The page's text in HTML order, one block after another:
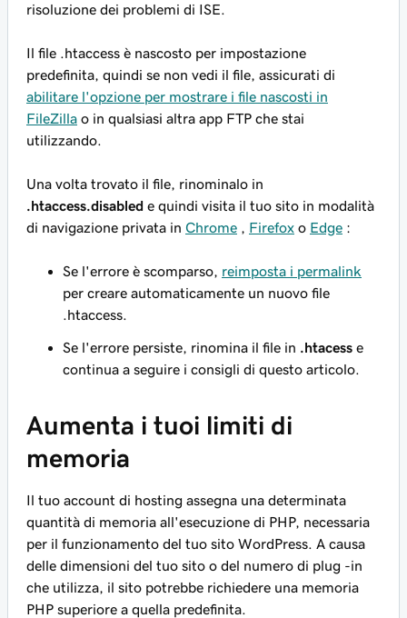
risoluzione dei problemi di ISE.
Il file .htaccess è nascosto per impostazione
predefinita, quindi se non vedi il file, assicurati di
abilitare l'opzione per mostrare i file nascosti in
FileZilla o in qualsiasi altra app FTP che stai
utilizzando.
Una volta trovato il file, rinominalo in
.htaccess.disabled e quindi visita il tuo sito in modalità
di navigazione privata in Chrome Firefox o Edge :
Se l'errore è scomparso, reimposta i permalink
per creare automaticamente un nuovo file
.htaccess.
Se l'errore persiste, rinomina il file in .htacess e
continua a seguire i consigli di questo articolo.
Aumenta i tuoi limiti di
memoria
Il tuo account di hosting assegna una determinata
quantità di memoria all'esecuzione di PHP, necessaria
per il funzionamento del tuo sito WordPress. A causa
delle dimensioni del tuo sito o del numero di plug -in
che utilizza, il sito potrebbe richiedere una memoria
PHP superiore a quella predefinita.